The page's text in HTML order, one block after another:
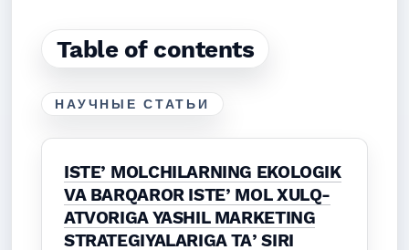
Table of contents
НАУЧНЫЕ СТАТЬИ
ISTEʼMOLCHILARNING EKOLOGIK
VA BARQAROR ISTEʼMOL XULQ-
ATVORIGA YASHIL MARKETING
STRATEGIYALARIGA TAʼSIRI